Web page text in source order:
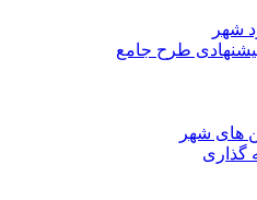
شهر
طرح جامع
های شهر
گذاری